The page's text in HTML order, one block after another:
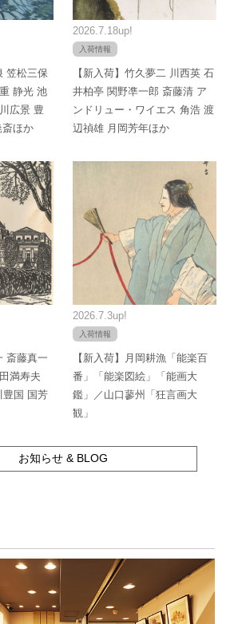
笠松三保
静光 池
広景 豊
斎ほか
2026.7.18up!
入荷情報
【新入荷】竹久夢二 川西英 石
井柏亭 関野凖一郎 斎藤清 ア
ンドリュー・ワイエス 角浩 渡
辺禎雄 月岡芳年ほか
斎藤真一
満寿夫
豊国 国芳
2026.7.3up!
入荷情報
【新入荷】月岡耕漁「能楽百
番」「能楽図絵」「能画大
鑑」／山口蓼州「狂言画大
観」
お知らせ & BLOG